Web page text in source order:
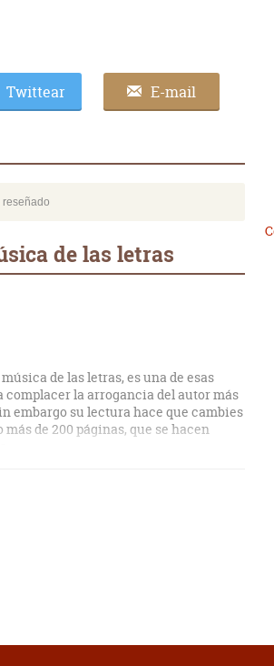
Twittear E-mail
reseñado
de las letras
de las letras, es una de esas
la arrogancia del autor más
embargo su lectura hace que cambies
de 200 páginas, que se hacen